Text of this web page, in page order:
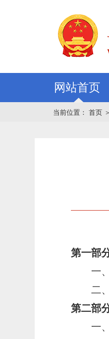
网站首页
当前位置： 首页 ＞
第一
一、
二、
第二部
一、